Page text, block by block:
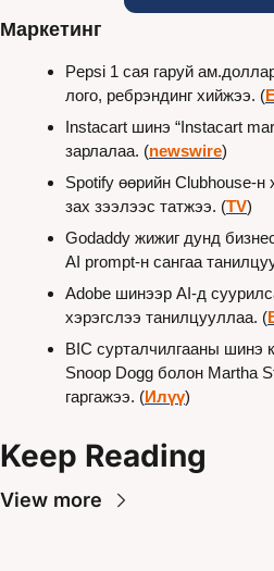
Маркетинг
Pepsi 1 сая гаруй
лого, ребрэндинг хийжээ. (
Instacart шинэ “Instacart
зарлалаа. (newswire)
Spotify өөрийн Clubhouse-н
зах зээлээс татжээ. (TV)
Godaddy жижиг дунд
AI prompt-н сангаа
Adobe шинээр AI-д
хэрэгслээ танилцууллаа. (
BIC сурталчилгааны шинэ
Snoop Dogg болон Martha
гаргажээ. (Илүү)
Keep Reading
View more